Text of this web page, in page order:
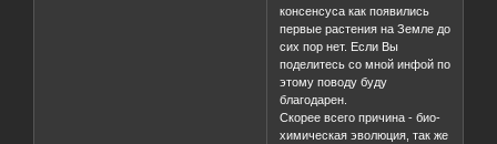
консенсуса как появились
первые растения на Земле до
сих пор нет. Если Вы
поделитесь со мной инфой по
этому поводу буду
благодарен.
Скорее всего причина - био-
химическая эволюция, так же